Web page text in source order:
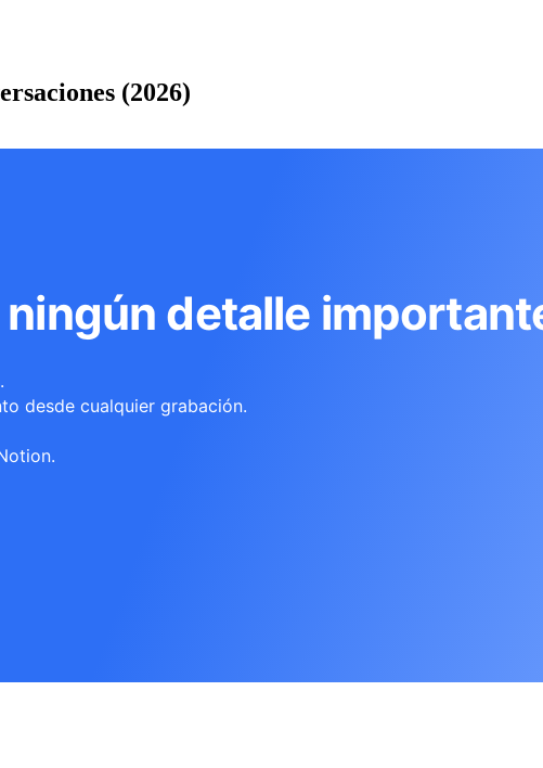
(2026)
detalle
desde cualquier grabación.